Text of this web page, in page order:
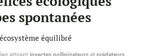
spontanées
équilibré